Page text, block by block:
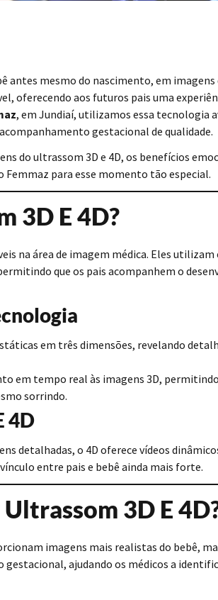
antes mesmo do nascimento, em
oferecendo aos futuros pais uma
, em Jundiaí, utilizamos essa tecnologia
gestacional de qualidade.
do ultrassom 3D e 4D, os benefícios
para esse momento tão especial.
3D E 4D?
na área de imagem médica. Eles
que os pais acompanhem o
em três dimensões, revelando
em tempo real às imagens 3D,
sorrindo.
4D
detalhadas, o 4D oferece vídeos
entre pais e bebê ainda mais forte.
3D E
imagens mais realistas do bebê,
ajudando os médicos a